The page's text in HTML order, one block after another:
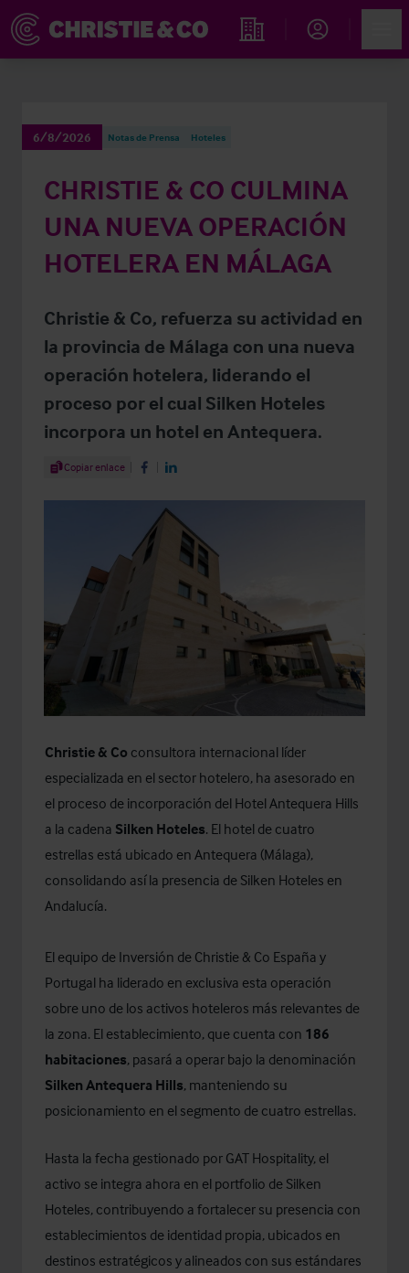
Propiedades
6/8/2026 Notas de Prensa Hoteles
CHRISTIE & CO CULMINA
UNA NUEVA OPERACIÓN
HOTELERA EN MÁLAGA
Christie & Co, refuerza su actividad en
la provincia de Málaga con una nueva
operación hotelera, liderando el
proceso por el cual Silken Hoteles
incorpora un hotel en Antequera.
Share Article
Copiar enlace Share on Facebook
Share on LinkedIn
Christie & Co consultora internacional líder
especializada en el sector hotelero, ha asesorado en
el proceso de incorporación del Hotel Antequera Hills
a la cadena Silken Hoteles. El hotel de cuatro
estrellas está ubicado en Antequera (Málaga),
consolidando así la presencia de Silken Hoteles en
Andalucía.
El equipo de Inversión de Christie & Co España y
Portugal ha liderado en exclusiva esta operación
sobre uno de los activos hoteleros más relevantes de
la zona. El establecimiento, que cuenta con 186
habitaciones, pasará a operar bajo la denominación
Silken Antequera Hills, manteniendo su
posicionamiento en el segmento de cuatro estrellas.
Hasta la fecha gestionado por GAT Hospitality, el
activo se integra ahora en el portfolio de Silken
Hoteles, contribuyendo a fortalecer su presencia con
establecimientos de identidad propia, ubicados en
destinos estratégicos y alineados con sus estándares